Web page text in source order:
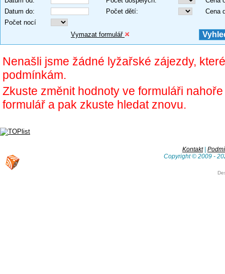
Datum do: Počet dětí:
Cena
Počet nocí
Vymazat formulář
Nenašli jsme žádné lyžařské zájezdy,
podmínkám.
Zkuste změnit hodnoty ve formuláři
formulář a pak zkuste hledat znovu.
Kontakt|
Copyright © 2009 -